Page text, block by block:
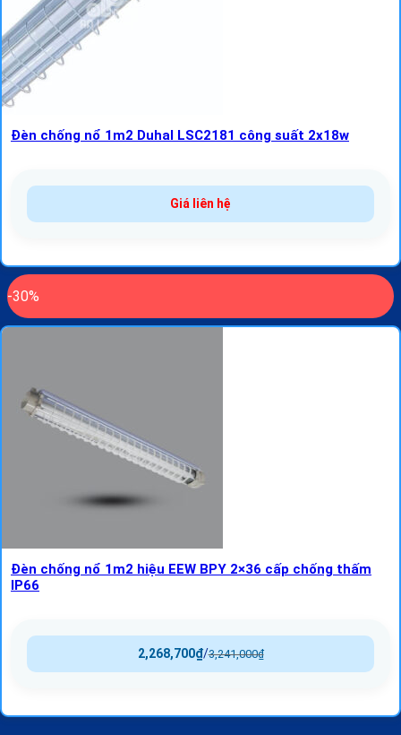
Đèn chống nổ 1m2 Duhal LSC2181 công suất 2x18w
Giá liên hệ
-30%
Đèn chống nổ 1m2 hiệu EEW BPY 2×36 cấp chống thấm
IP66
3,241,000₫
/
2,268,700₫